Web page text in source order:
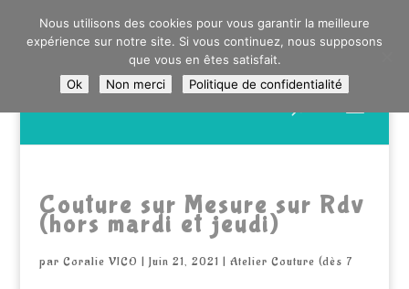
0603176412 - RDV CHEZ SO WATT À SAINT ANDRÉ OU
DANS LA MÉTROPOLE LILLOISE
CRAIENCO@GMAIL.COM
produits
Couture sur Mesure sur Rdv
(hors mardi et jeudi)
par Coralie VICO | Juin 21, 2021 | Atelier Couture (dès 7
Nous utilisons des cookies pour vous garantir la meilleure
expérience sur notre site. Si vous continuez, nous supposons
que vous en êtes satisfait.
Ok
Non merci Politique de confidentialité